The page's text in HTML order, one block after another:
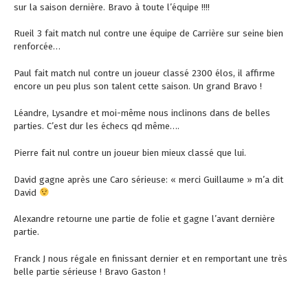
sur la saison dernière. Bravo à toute l’équipe !!!!
Rueil 3 fait match nul contre une équipe de Carrière sur seine bien
renforcée…
Paul fait match nul contre un joueur classé 2300 élos, il affirme
encore un peu plus son talent cette saison. Un grand Bravo !
Léandre, Lysandre et moi-même nous inclinons dans de belles
parties. C’est dur les échecs qd même….
Pierre fait nul contre un joueur bien mieux classé que lui.
David gagne après une Caro sérieuse: « merci Guillaume » m’a dit
David
Alexandre retourne une partie de folie et gagne l’avant dernière
partie.
Franck J nous régale en finissant dernier et en remportant une très
belle partie sérieuse ! Bravo Gaston !